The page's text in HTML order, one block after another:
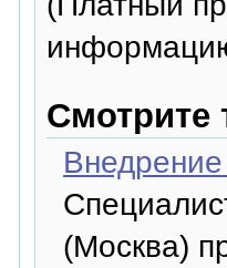
Смотрите
(Москва)